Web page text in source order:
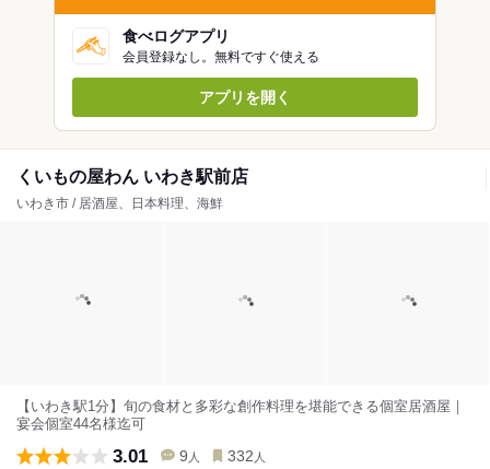
食べログアプリ
会員登録なし。無料ですぐ使える
アプリを開く
くいもの屋わん いわき駅前店
いわき市 / 居酒屋、日本料理、海鮮
【いわき駅1分】旬の食材と多彩な創作料理を堪能できる個室居酒屋｜
宴会個室44名様迄可
3.01 9 人 332 人